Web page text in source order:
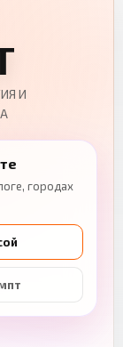
И
городах